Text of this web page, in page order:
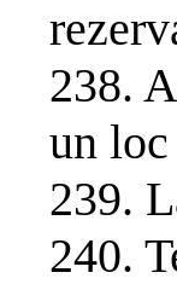
238.
un
239.
240.